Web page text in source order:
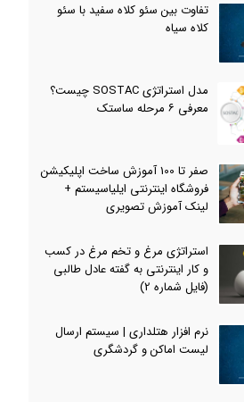
تفاوت بین سئو کلاه سفید با سئو
کلاه سیاه
مدل استراتژی SOSTAC چیست؟
معرفی ۶ مرحله ساستک
صفر تا 100 آموزش ساخت اپلیکیشن
فروشگاه اینترنتی ایلیاسیستم +
لینک آموزش تصویری
استراتژی مرغ و تخم مرغ در کسب
و کار اینترنتی به گفته عادل طالبی
(فایل شماره 2)
نرم افزار هتلداری | سیستم ارسال
لیست اماکن و گردشگری